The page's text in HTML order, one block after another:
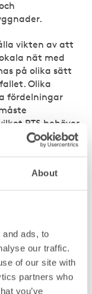
About
ads, to
our traffic.
of our site with
partners who
you’ve
vikten av att
nät med
på olika sätt
Olika
fördelningar
PTS behöver
och hur
endast
yta,